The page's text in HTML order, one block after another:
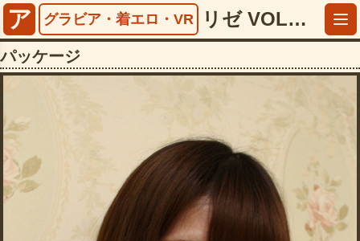
ア グラビア・着エロ・VR リゼ VOL3【402rankt02042】
パッケージ